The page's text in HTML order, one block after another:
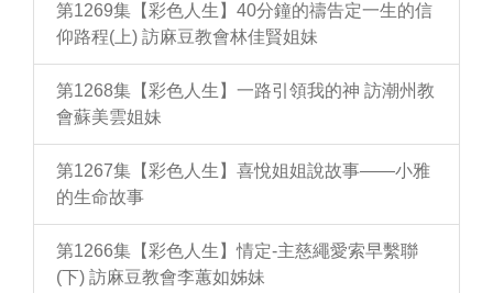
第1269集【彩色人生】40分鐘的禱告定一生的信
仰路程(上) 訪麻豆教會林佳賢姐妹
第1268集【彩色人生】一路引領我的神 訪潮州教
會蘇美雲姐妹
第1267集【彩色人生】喜悅姐姐說故事——小雅
的生命故事
第1266集【彩色人生】情定-主慈繩愛索早繫聯
(下) 訪麻豆教會李蕙如姊妹